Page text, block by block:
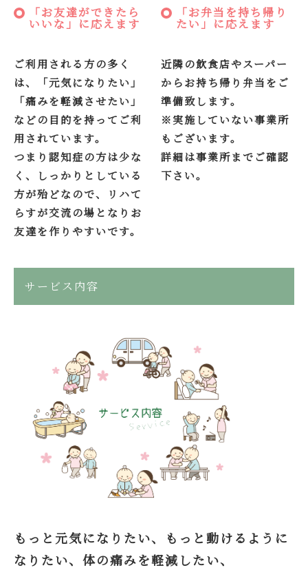
「お友達ができたら
いいな」に応えます
ご利用される方の多く
は、「元気になりたい」
「痛みを軽減させたい」
などの目的を持ってご利
用されています。
つまり認知症の方は少な
く、しっかりとしている
方が殆どなので、リハて
らすが交流の場となりお
友達を作りやすいです。
「お弁当を持ち帰り
たい」に応えます
近隣の飲食店やスーパー
からお持ち帰り弁当をご
準備致します。
※実施していない事業所
もございます。
詳細は事業所までご確認
下さい。
サービス内容
もっと元気になりたい、もっと動けるように
なりたい、体の痛みを軽減したい、